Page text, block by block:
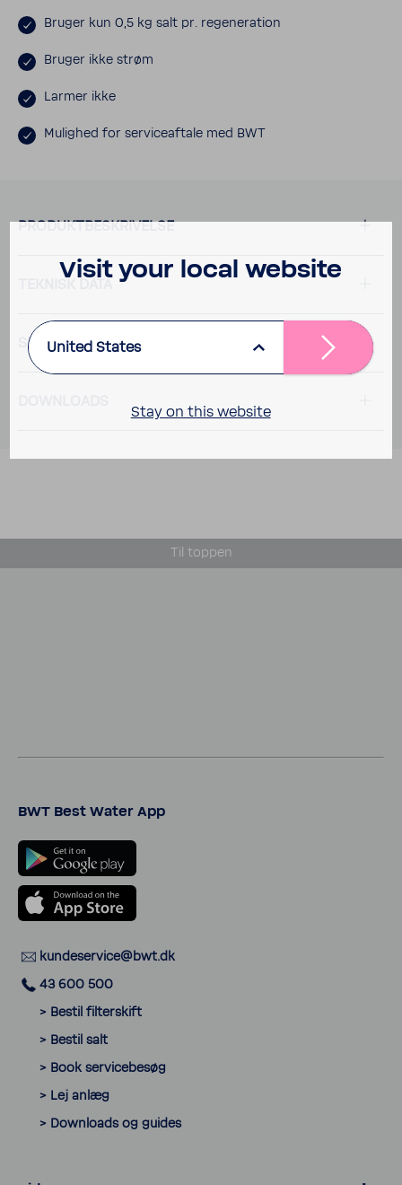
Bruger kun 0,5 kg salt pr. rege­ne­ra­tion
Bruger ikke strøm
Larmer ikke
Mulighed for servi­ce­af­tale med BWT
PRODUKT­BE­SKRI­VELSE
SPØRGSMÅL
Til toppen
BWT Best Water App
kunde­ser­vice@bwt.dk
43 600 500
> Bestil filter­skift
> Bestil salt
> Book servi­ce­besøg
> Lej anlæg
> Down­loads og guides
Visit your local website
United States
Stay on this website